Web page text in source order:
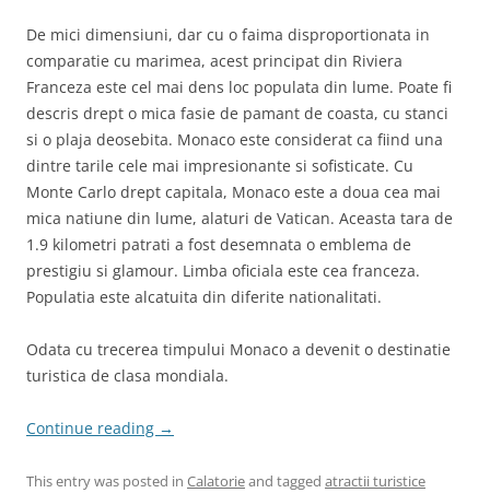
De mici dimensiuni, dar cu o faima disproportionata in
comparatie cu marimea, acest principat din Riviera
Franceza este cel mai dens loc populata din lume. Poate fi
descris drept o mica fasie de pamant de coasta, cu stanci
si o plaja deosebita. Monaco este considerat ca fiind una
dintre tarile cele mai impresionante si sofisticate. Cu
Monte Carlo drept capitala, Monaco este a doua cea mai
mica natiune din lume, alaturi de Vatican. Aceasta tara de
1.9 kilometri patrati a fost desemnata o emblema de
prestigiu si glamour. Limba oficiala este cea franceza.
Populatia este alcatuita din diferite nationalitati.
Odata cu trecerea timpului Monaco a devenit o destinatie
turistica de clasa mondiala.
Continue reading →
This entry was posted in Calatorieand tagged atractii turistice